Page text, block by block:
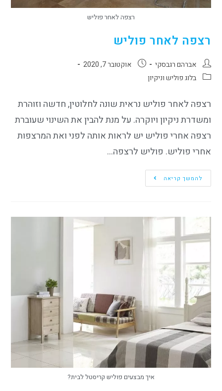
רצפה לאחר פוליש
רצפה לאחר פוליש
אברהם רגבסקי
אוקטובר 7, 2020
בלוג פוליש וניקיון
רצפה לאחר פוליש נראית שונה לחלוטין, חדשה וזוהרת
ומשדרת ניקיון ויוקרה. על מנת להבין את השינוי שעוברת
רצפה אחרי פוליש יש לראות אותה לפני ואת המרצפות
אחרי פוליש. פוליש לרצפה…
להמשך קריאה
איך מבצעים פוליש קריסטל לבית?